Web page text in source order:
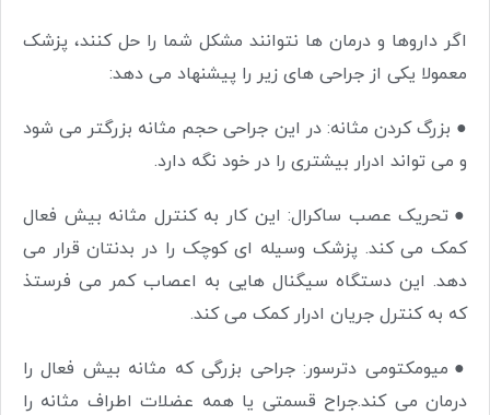
اگر داروها و درمان ها نتوانند مشکل شما را حل کنند، پزشک
معمولا یکی از جراحی های زیر را پیشنهاد می دهد:
● بزرگ کردن مثانه: در این جراحی حجم مثانه بزرگتر می شود
و می تواند ادرار بیشتری را در خود نگه دارد.
● تحریک عصب ساکرال: این کار به کنترل مثانه بیش فعال
کمک می کند. پزشک وسیله ای کوچک را در بدنتان قرار می
دهد. این دستگاه سیگنال هایی به اعصاب کمر می فرستذ
که به کنترل جریان ادرار کمک می کند.
● میومکتومی دترسور: جراحی بزرگی که مثانه بیش فعال را
درمان می کند.جراح قسمتی یا همه عضلات اطراف مثانه را